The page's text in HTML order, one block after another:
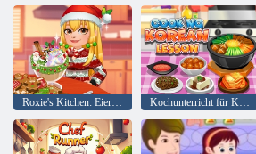
Roxie's Kitchen: Eierlikör Kochunterricht für Koreanisch